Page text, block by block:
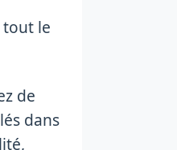
tout le
de
dans